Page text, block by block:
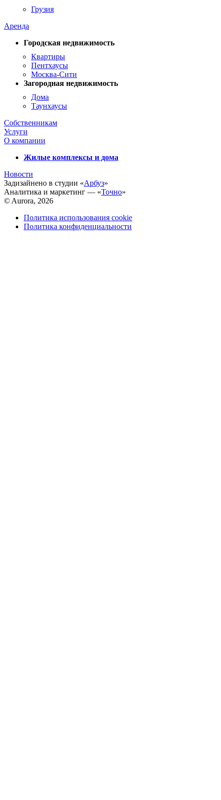
Грузия
Аренда
Городская недвижимость
Квартиры
Пентхаусы
Москва-Сити
Загородная недвижимость
Дома
Таунхаусы
Собственникам
Услуги
О компании
Жилые комплексы и дома
Новости
Задизайнено в студии «Арбуз»
Аналитика и маркетинг — «Точно»
© Aurora, 2026
Политика использования cookie
Политика конфиденциальности